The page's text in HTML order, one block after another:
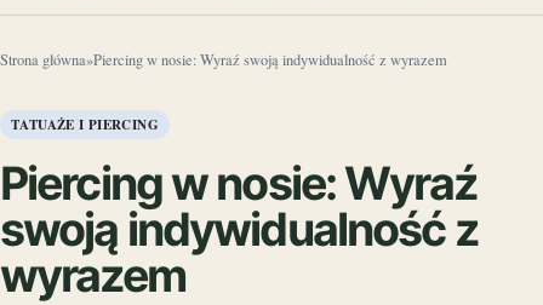
Strona główna»Piercing w nosie: Wyraź swoją indywidualność z wyrazem
TATUAŻE I PIERCING
Piercing w nosie: Wyraź
swoją indywidualność z
wyrazem